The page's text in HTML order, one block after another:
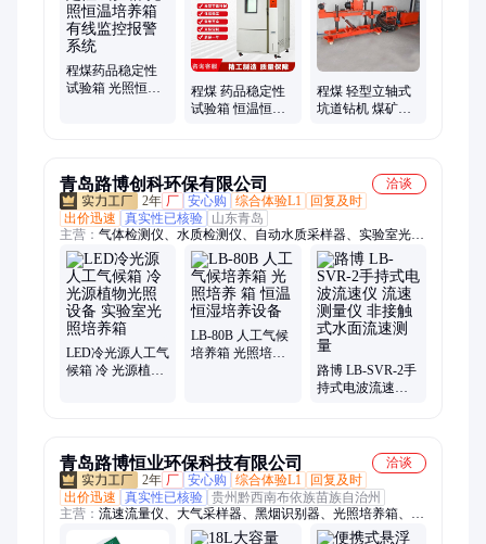
栏清洗机、抓钢机、螺旋钻机、劈裂棒、电动绳锯机、液压破拆
工具组、等离子切割机、相贯线切割机、激光切割机
程煤药品稳定性
试验箱 光照恒温
程煤 药品稳定性
试验箱 恒温恒湿
程煤 轻型立轴式
坑道钻机 煤矿岩
青岛路博创科环保有限公司
洽谈
2年 厂 安心购 综合体验L1
回复及时
出价迅速
真实性已核验
山东青岛
主营： 气体检测仪、水质检测仪、自动水质采样器、实验室光照
培养箱、测距仪、大气采样器、恒温恒湿称重系统、油气回收检
测仪、风速仪、声级计、尘埃粒子计数器、湿球黑球温度指数
仪、温湿度测试仪、烟尘烟气测试仪、红外测温仪、空气微生物
采样器、VOC气体检测仪、可燃气体浓度检测仪、全自动菌落计
数器
LED冷光源人工气
候箱 冷 光源植物
LB-80B 人工气候
培养箱 光照培养
路博 LB-SVR-2手
持式电波流速仪
青岛路博恒业环保科技有限公司
洽谈
2年 厂 安心购 综合体验L1
回复及时
出价迅速
真实性已核验 贵州黔西南布依族苗族自治州
主营： 流速流量仪、大气采样器、黑烟识别器、光照培养箱、气
体、采样器、检测仪、林格曼黑度仪、数采仪、油气回收检测